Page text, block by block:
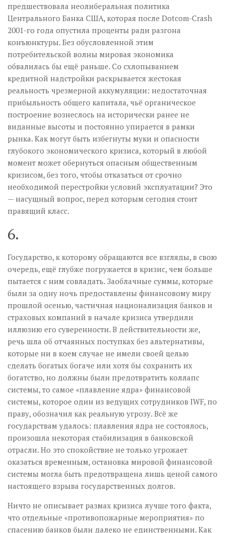
предшествовала неолиберальная политика
Центрального Банка США, которая после Dotcom-Crash
2001-го года опустила проценты ради разгона
конъюнктуры. Без обусловленной этим
потребительской волны мировая экономика
обвалилась бы ещё раньше. Со схлопыванием
кредитной надстройки раскрывается жестокая
реальность чрезмерной аккумуляции: недостаточная
прибыльность общего капитала, чьё органическое
построение вознеслось на исторически ранее не
виданные высоты и постоянно упирается в рамки
рынка. Как могут быть избегнуты муки и опасности
глубокого экономического кризиса, который в любой
момент может обернуться опасным общественным
кризисом, без того, чтобы отказаться от срочно
необходимой перестройки условий эксплуатации? Это
— насущный вопрос, перед которым сегодня стоит
правящий класс.
6.
Государство, к которому обращаются все взгляды, в свою
очередь, ещё глубже погружается в кризис, чем больше
пытается с ним совладать. Заоблачные суммы, которые
были за одну ночь предоставлены финансовому миру
прошлой осенью, частичная национализация банков и
страховых компаний в начале кризиса утвердили
иллюзию его суверенности. В действительности же,
речь шла об отчаянных поступках без альтернативы,
которые ни в коем случае не имели своей целью
сделать богатых богаче или хотя бы сохранить их
богатство, но должны были предотвратить коллапс
системы, то самое «плавление ядра» финансовой
системы, которое один из ведущих сотрудников IWF, по
праву, обозначил как реальную угрозу. Всё же
государствам удалось: плавления ядра не состоялось,
произошла некоторая стабилизация в банковской
отрасли. Но это спокойствие не только угрожает
оказаться временным, остановка мировой финансовой
системы могла быть предотвращена лишь ценой самого
настоящего взрыва государственных долгов.
Ничто не описывает размах кризиса лучше того факта,
что отдельные «противопожарные мероприятия» по
спасению банков были далеко не единственными. Как